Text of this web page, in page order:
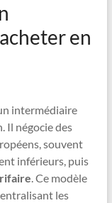
en
intermédiaire
Il négocie des
souvent
inférieurs, puis
. Ce modèle
les